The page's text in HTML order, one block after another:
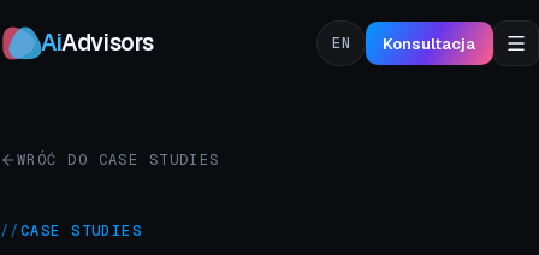
AiAdvisors EN Konsultacja
WRÓĆ DO CASE STUDIES
//CASE STUDIES